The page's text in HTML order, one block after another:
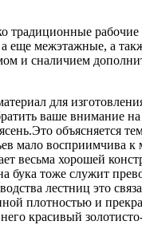
традиционные рабочие
еще межэтажные, а
и сналичием
для
ваше внимание
объясняется
мало восприимчива к
весьма хорошей
бука тоже служит
лестниц это
плотностью и
красивый